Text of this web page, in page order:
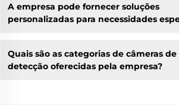
A empresa pode fornecer soluções
personalizadas para necessidades
Quais são as categorias de câmeras de
detecção oferecidas pela empresa?